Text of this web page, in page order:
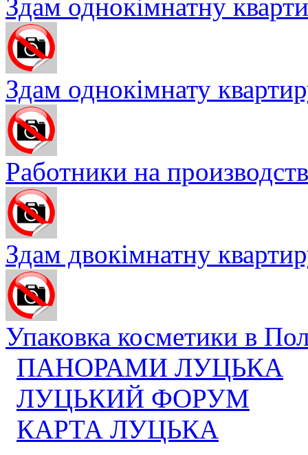
Здам однокімнатну
Здам однокімнату
Работники на
Здам двокімнатну
Упаковка косметики в
ПАНОРАМИ ЛУЦЬКА
ЛУЦЬКИЙ ФОРУМ
КАРТА ЛУЦЬКА